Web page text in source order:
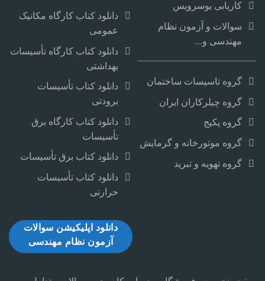
کاریابی یوسرویس
سوالات و آزمون نظام
مهندسی و...
گروه تاسیسات ساختمان
گروه چیلرکاران ایران
گروه پکیج
گروه موتورخانه و گرمایش
گروه تهویه و تبرید
دانلود کتاب کارگاه مکانیک
عمومی
دانلود کتاب کارگاه تأسیسات
بهداشتی
دانلود کتاب تأسیسات
برودتی
دانلود کتاب کارگاه برق
تأسیسات
دانلود کتاب برق تأسیسات
دانلود کتاب تأسیسات
حرارتی
دانلود اپلیکیشن سوالات
آزمون نظام مهندسی